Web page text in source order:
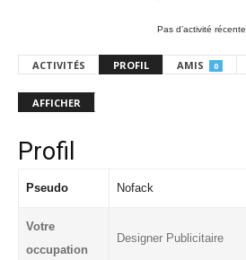
Pas d’activité récente
ACTIVITÉS PROFIL AMIS 0
AFFICHER
Profil
Pseudo Nofack
Votre
occupation
Designer Publicitaire